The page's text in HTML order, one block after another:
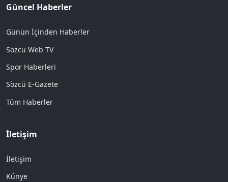
Güncel Haberler
Günün İçinden Haberler
Sözcü Web TV
Spor Haberleri
Sözcü E-Gazete
Tüm Haberler
İletişim
İletişim
Künye